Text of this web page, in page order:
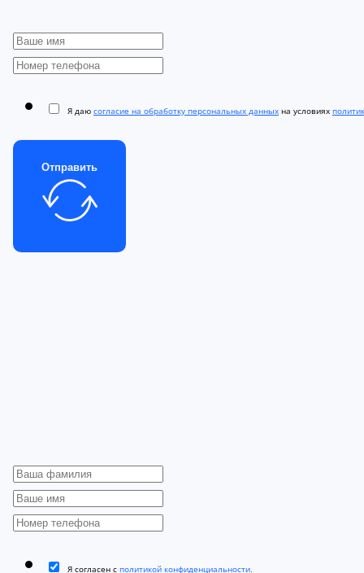
Я даю согласие на обработку персональных данных на условиях
Отправить
Я согласен с политикой конфиденциальности.